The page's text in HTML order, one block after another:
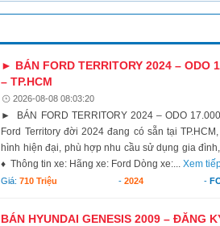
► BÁN FORD TERRITORY 2024 – ODO
– TP.HCM
2026-08-08 08:03:20
► BÁN FORD TERRITORY 2024 – ODO
Ford Territory đời 2024 đang có sẵn tại
hình hiện đại, phù hợp nhu cầu sử dụng gia
♦ Thông tin xe: Hãng xe: Ford Dòng xe:...Xem
Giá:710 Triệu - 2024 -
BÁN HYUNDAI GENESIS 2009 – ĐĂNG